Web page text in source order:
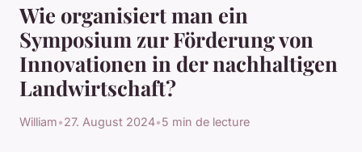
Wie organisiert man ein
Symposium zur Förderung von
Innovationen in der nachhaltigen
Landwirtschaft?
William•27. August 2024•5 min de lecture